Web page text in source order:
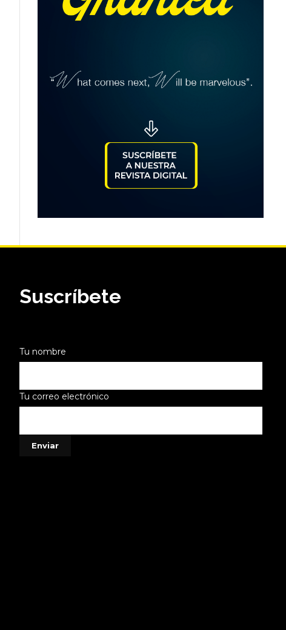
Suscríbete
Tu nombre
Tu correo electrónico